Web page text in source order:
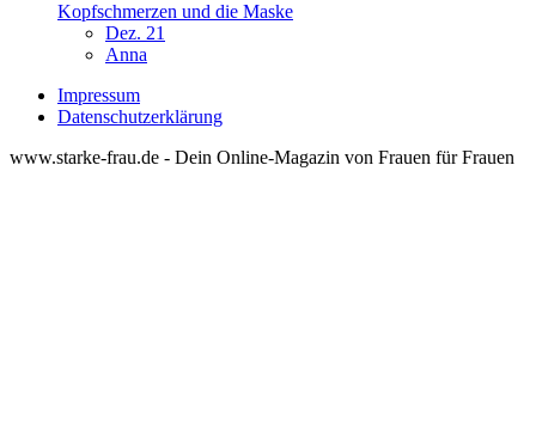
Kopfschmerzen und die Maske
Dez. 21
Anna
Impressum
Datenschutzerklärung
www.starke-frau.de - Dein Online-Magazin von Frauen für Frauen